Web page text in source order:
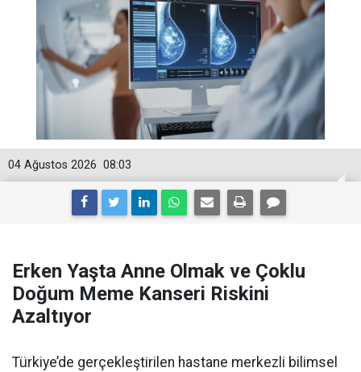
08:03
04 Ağustos 2026
Erken Yaşta Anne Olmak ve Çoklu
Doğum Meme Kanseri Riskini
Azaltıyor
Türkiye’de gerçekleştirilen hastane merkezli bilimsel